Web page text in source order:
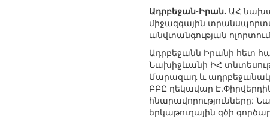
Ադրբեջան-Իրան. ԱՀ
միջազգային
անվտանգության
Ադրբեջանն Իրանի հետ
Նախիջևանի ԻՀ
Մարազադ և
ԲԲԸ ղեկավար
երկաթուղային գծի